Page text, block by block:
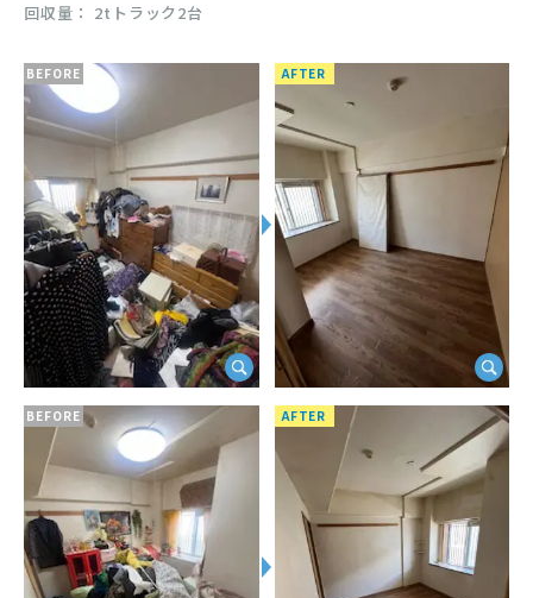
回収量
2tトラック2台
BEFORE AFTER
BEFORE AFTER